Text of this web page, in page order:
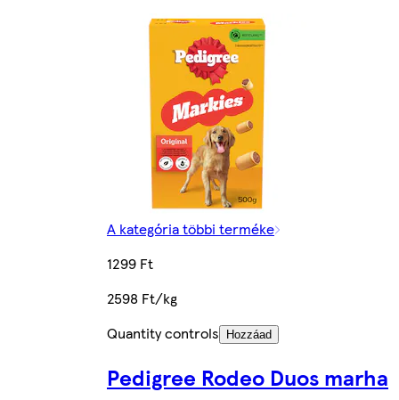
A kategória többi terméke
1299 Ft
2598 Ft/kg
Quantity controls
Hozzáad
Pedigree Rodeo Duos marha